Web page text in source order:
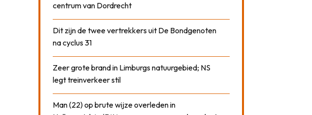
centrum van Dordrecht
Dit zijn de twee vertrekkers uit De Bondgenoten
na cyclus 31
Zeer grote brand in Limburgs natuurgebied; NS
legt treinverkeer stil
Man (22) op brute wijze overleden in